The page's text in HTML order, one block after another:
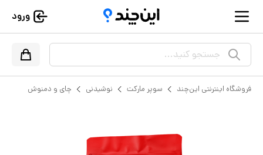
ورود
جستجو کنید...
فروشگاه اینترنتی این‌چند سوپر مارکت نوشیدنی چای و دمنوش